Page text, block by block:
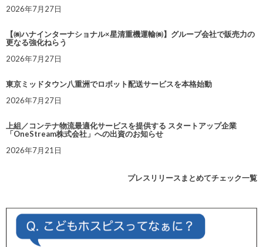
2026年7月27日
【㈱ハナインターナショナル×星清重機運輸㈱】グループ会社で販売力の
更なる強化ねらう
2026年7月27日
東京ミッドタウン八重洲でロボット配送サービスを本格始動
2026年7月27日
上組／コンテナ物流最適化サービスを提供する スタートアップ企業
「OneStream株式会社」への出資のお知らせ
2026年7月21日
プレスリリースまとめてチェック一覧